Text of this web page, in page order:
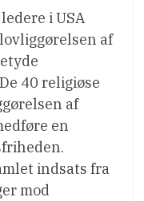
i USA
af
40 religiøse
af
en
indsats fra
mod